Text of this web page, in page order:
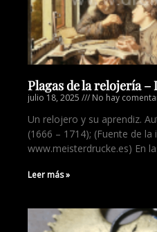
Plagas de la relojería –
julio 18, 2025 No hay
Un relojero y su aprendiz.
(1666 – 1714); (Fuente de la
www.meisterdrucke.es) En
Leer más »